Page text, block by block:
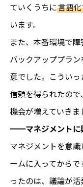
ていくうちに言語
います。
また、本番環境で
バックアッププラ
意でした。こうい
信頼を得られたの
機会が増えていきま
━━マネジメントに
マネジメントを意
ームに入ってから
ったのは、議論が